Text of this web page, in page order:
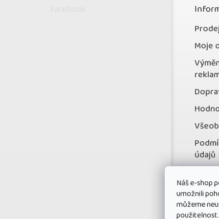
Náš e-shop
umožnili
můžeme
použitelnost.
Moje
údajů